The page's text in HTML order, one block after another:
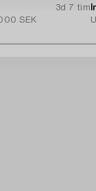
3d 7 tim
SEK